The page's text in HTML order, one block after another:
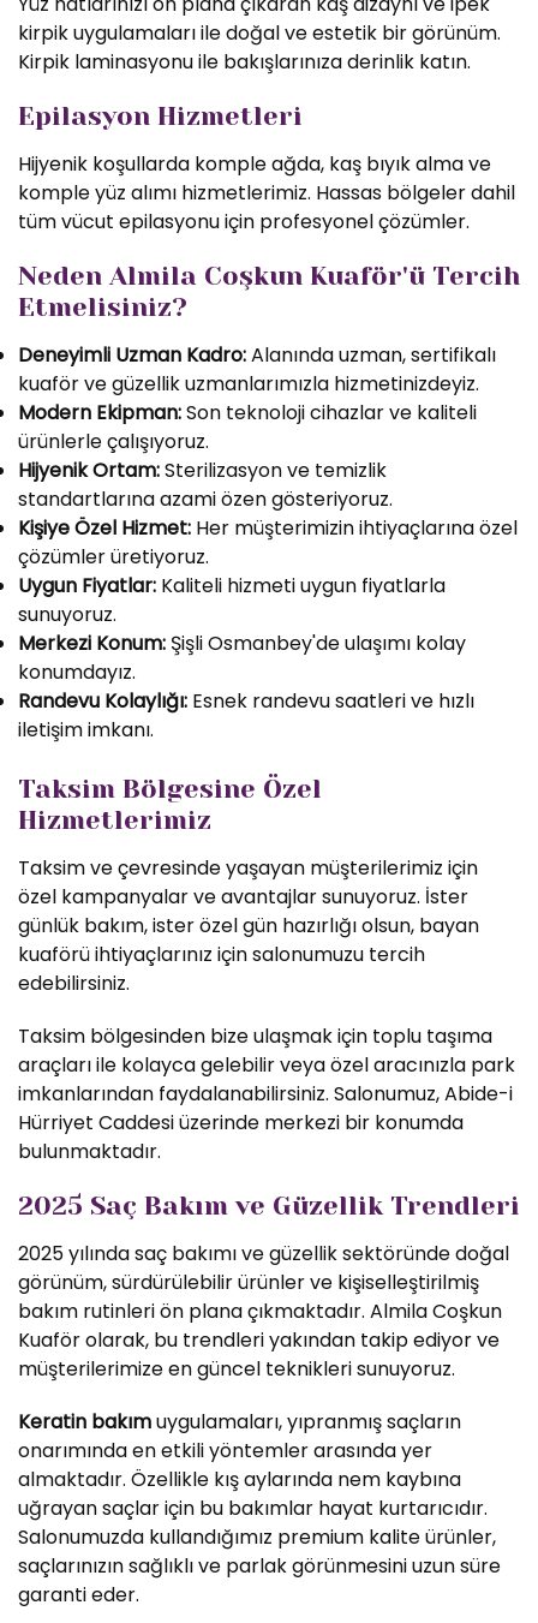
kirpik uygulamaları ile doğal ve estetik bir görünüm.
Kirpik laminasyonu ile bakışlarınıza derinlik katın.
Epilasyon Hizmetleri
Hijyenik koşullarda komple ağda, kaş bıyık alma ve
komple yüz alımı hizmetlerimiz. Hassas bölgeler dahil
tüm vücut epilasyonu için profesyonel çözümler.
Neden Almila Coşkun Kuaför'ü Tercih
Etmelisiniz?
Deneyimli Uzman Kadro:Alanında uzman, sertifikalı
kuaför ve güzellik uzmanlarımızla hizmetinizdeyiz.
Modern Ekipman:Son teknoloji cihazlar ve kaliteli
ürünlerle çalışıyoruz.
Hijyenik Ortam:Sterilizasyon ve temizlik
standartlarına azami özen gösteriyoruz.
Kişiye Özel Hizmet: Her müşterimizin ihtiyaçlarına özel
çözümler üretiyoruz.
Uygun Fiyatlar: Kaliteli hizmeti uygun fiyatlarla
sunuyoruz.
Merkezi Konum: Şişli Osmanbey'de ulaşımı kolay
konumdayız.
Randevu Kolaylığı: Esnek randevu saatleri ve hızlı
iletişim imkanı.
Taksim Bölgesine Özel
Hizmetlerimiz
Taksim ve çevresinde yaşayan müşterilerimiz için
özel kampanyalar ve avantajlar sunuyoruz. İster
günlük bakım, ister özel gün hazırlığı olsun, bayan
kuaförü ihtiyaçlarınız için salonumuzu tercih
edebilirsiniz.
Taksim bölgesinden bize ulaşmak için toplu taşıma
araçları ile kolayca gelebilir veya özel aracınızla park
imkanlarından faydalanabilirsiniz. Salonumuz, Abide-i
Hürriyet Caddesi üzerinde merkezi bir konumda
bulunmaktadır.
2025 Saç Bakım ve Güzellik Trendleri
2025 yılında saç bakımı ve güzellik sektöründe doğal
görünüm, sürdürülebilir ürünler ve kişiselleştirilmiş
bakım rutinleri ön plana çıkmaktadır. Almila Coşkun
Kuaför olarak, bu trendleri yakından takip ediyor ve
müşterilerimize en güncel teknikleri sunuyoruz.
Keratin bakımuygulamaları, yıpranmış saçların
onarımında en etkili yöntemler arasında yer
almaktadır. Özellikle kış aylarında nem kaybına
uğrayan saçlar için bu bakımlar hayat kurtarıcıdır.
Salonumuzda kullandığımız premium kalite ürünler,
saçlarınızın sağlıklı ve parlak görünmesini uzun süre
garanti eder.